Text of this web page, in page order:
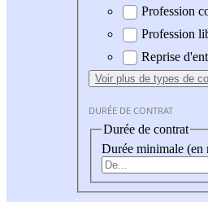
Profession
Profession
Reprise
Voir plus de types de
DURÉE DE CONTRAT
Durée de contrat
Durée minimale (en